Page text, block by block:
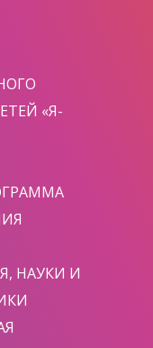
«Я-
НАУКИ И